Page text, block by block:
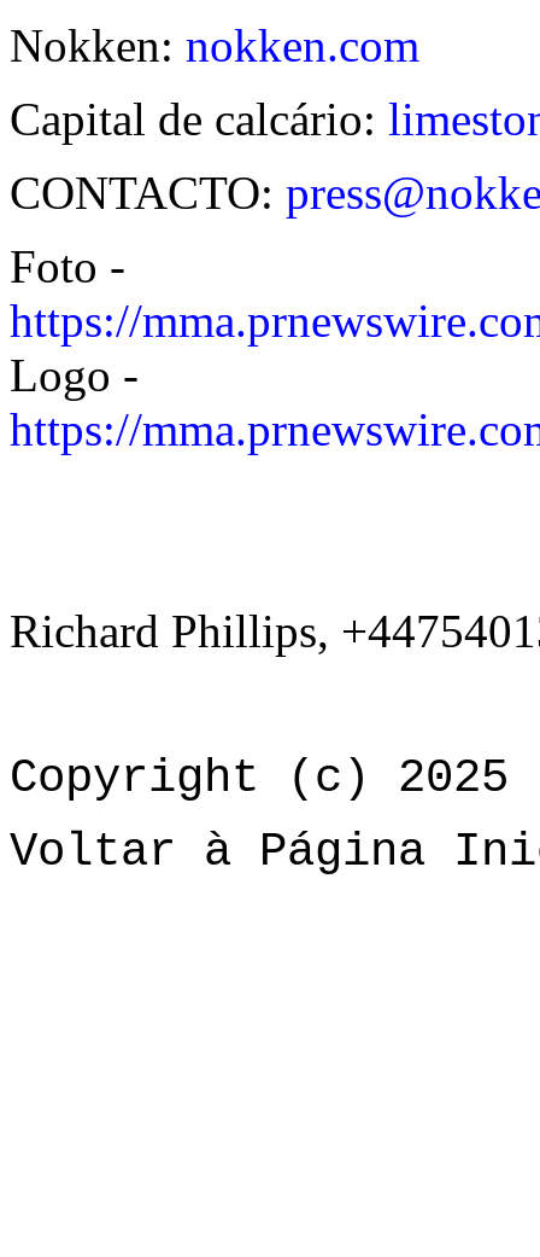
Nokken: nokken.com
Capital de calcário:
CONTACTO:
Foto -
https://
Logo -
https://
Richard Phillips,
Copyright (c) 2025
Voltar à Página